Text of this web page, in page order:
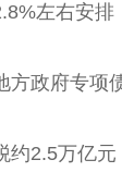
左右安
方政府专项
约2.5万亿